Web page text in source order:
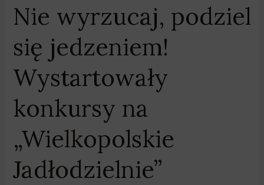
Nie wyrzucaj, podziel
się jedzeniem!
Wystartowały
konkursy na
„Wielkopolskie
Jadłodzielnie”